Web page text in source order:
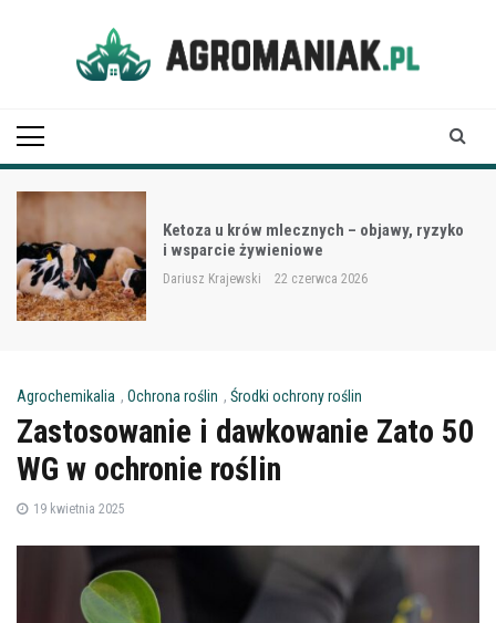
Ketoza u krów mlecznych – objawy, ryzyko
i wsparcie żywieniowe
Dariusz Krajewski 22 czerwca 2026
Agrochemikalia , Ochrona roślin , Środki ochrony roślin
Zastosowanie i dawkowanie Zato 50
WG w ochronie roślin
19 kwietnia 2025